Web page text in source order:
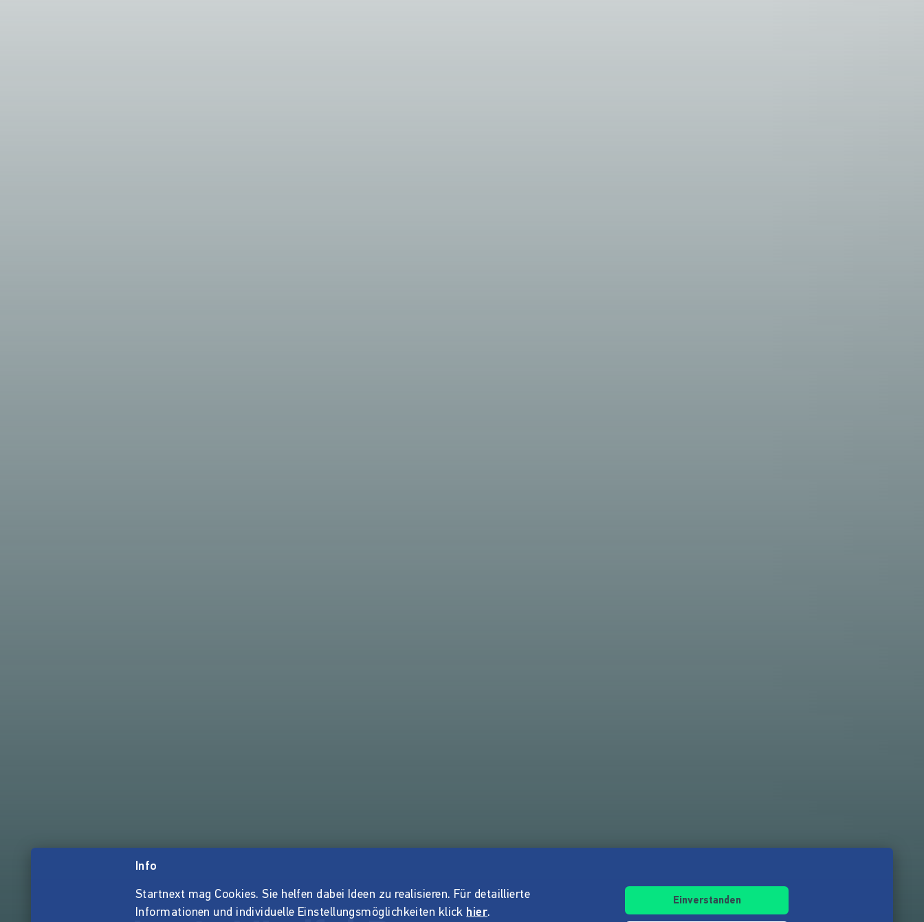
Info
Startnext mag Cookies. Sie helfen dabei Ideen zu realisieren. Für detaillierte
Informationen und individuelle Einstellungsmöglichkeiten klick hier.
Einverstanden